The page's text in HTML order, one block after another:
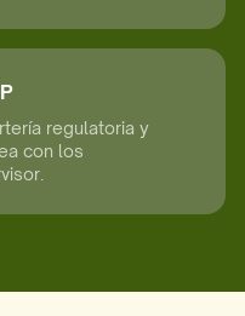
regulatoria y
con los